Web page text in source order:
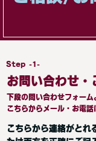
Step -1-
お問い合わせ・
下段の問い合わせフォーム
こちらからメール・お電話
こちらから連絡がとれ